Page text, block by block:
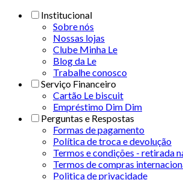
Institucional
Sobre nós
Nossas lojas
Clube Minha Le
Blog da Le
Trabalhe conosco
Serviço Financeiro
Cartão Le biscuit
Empréstimo Dim Dim
Perguntas e Respostas
Formas de pagamento
Política de troca e devolução
Termos e condições - retirada
Termos de compras
Politica de privacidade